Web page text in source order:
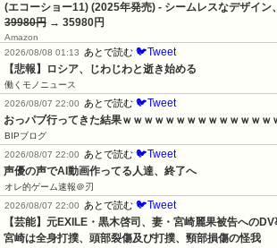
(エコーショー11) (2025年発売) - シームレスなデザイ
39980円 → 35980円
Amazon
2026/08/08 01:13 あとで読む 🐦Tweet
【悲報】ロシア、じわじわと逝き始める
働くモノニュース
2026/08/07 22:00 あとで読む 🐦Tweet
おっパブ行ってきた結果ｗｗｗｗｗｗｗｗｗｗｗｗｗｗ
BIPブログ
2026/08/07 22:00 あとで読む 🐦Tweet
声優の声でAI動画作ってる人達、終了へ
オレ的ゲーム速報＠刃
2026/08/07 22:00 あとで読む 🐦Tweet
【芸能】元EXILE・黒木啓司、妻・宮崎麗果被告への
宮崎は全身打撲、頭部裂傷及び打撲、頸部損傷の怪我